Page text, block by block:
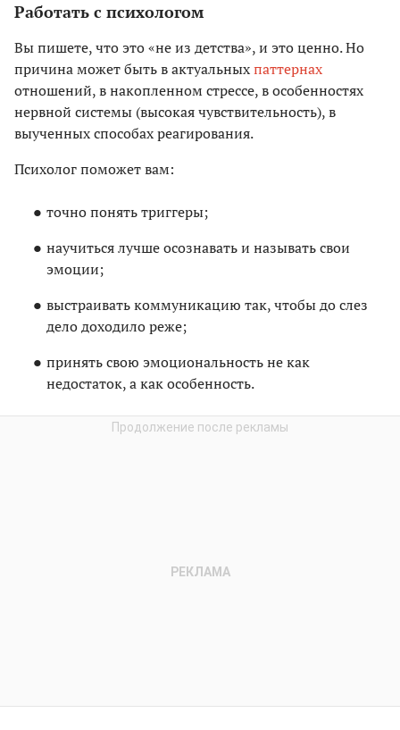
Работать с психологом
Вы пишете, что это «не из детства», и это ценно. Но
причина может быть в актуальныхпаттернах
отношений, в накопленном стрессе, в особенностях
нервной системы (высокая чувствительность), в
выученных способах реагирования.
Психолог поможет вам:
точно понять триггеры;
научиться лучше осознавать и называть свои
эмоции;
выстраивать коммуникацию так, чтобы до слез
дело доходило реже;
принять свою эмоциональность не как
недостаток, а как особенность.